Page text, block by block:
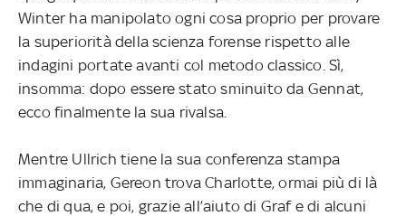
Winter ha manipolato ogni cosa proprio per provare
la superiorità della scienza forense rispetto alle
indagini portate avanti col metodo classico. Sì,
insomma: dopo essere stato sminuito da Gennat,
ecco finalmente la sua rivalsa.
Mentre Ullrich tiene la sua conferenza stampa
immaginaria, Gereon trova Charlotte, ormai più di là
che di qua, e poi, grazie all’aiuto di Graf e di alcuni